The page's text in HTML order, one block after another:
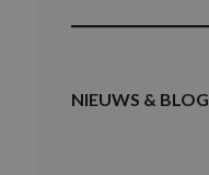
NIEUWS & BLOG